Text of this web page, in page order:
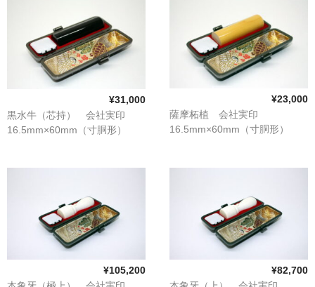
¥31,000
黒水牛（芯持） 会社実印
16.5mm×60mm（寸胴形）
¥23,000
薩摩柘植 会社実印
16.5mm×60mm（寸胴形）
¥105,200
¥82,700